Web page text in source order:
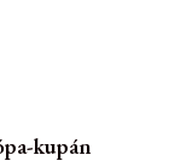
kupán